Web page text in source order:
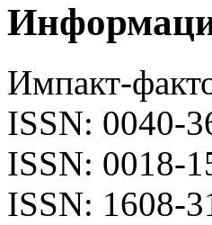
Импакт-
ISSN: 0040-
ISSN: 0018-
ISSN: 1608-